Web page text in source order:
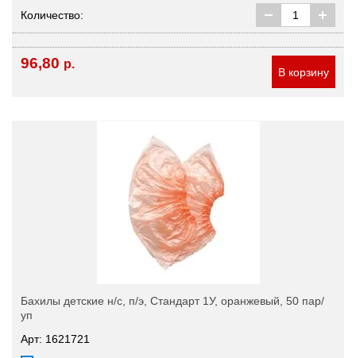
Количество:
96,80 р.
В корзину
Бахилы детские н/с, п/э, Стандарт 1У, оранжевый, 50 пар/
уп
Арт: 1621721